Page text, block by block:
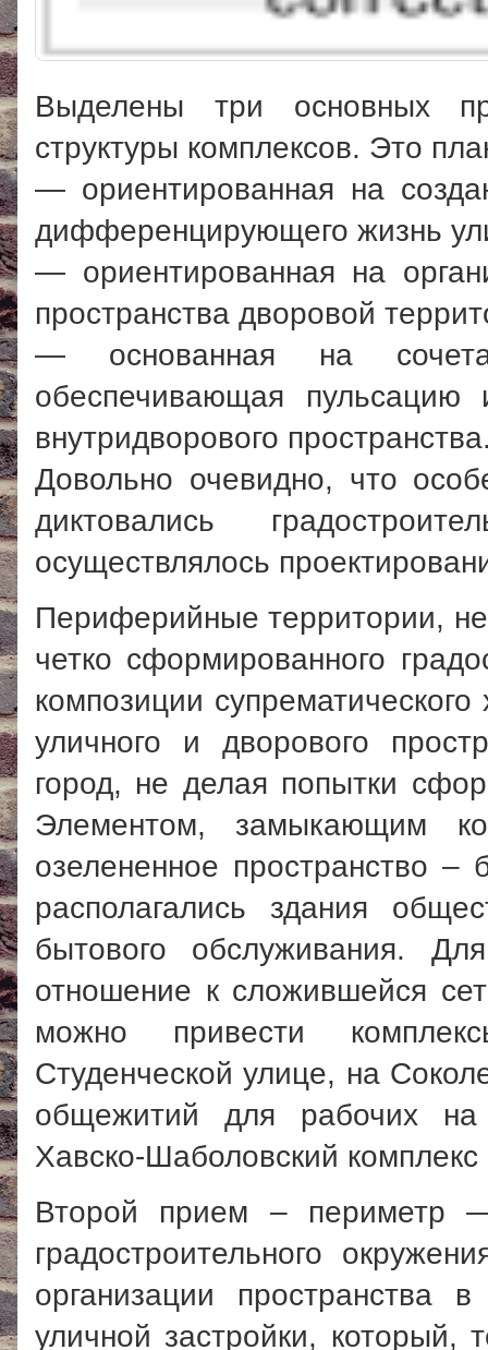
Выделены три основных
структуры комплексов. Это
— ориентированная на
дифференцирующего жизнь
— ориентированная на
пространства дворовой
— основанная на
обеспечивающая пульсацию
внутридворового
Довольно очевидно, что
диктовались
осуществлялось
Периферийные территории,
четко сформированного
композиции
уличного и дворового
город, не делая попытки
Элементом, замыкающим
озелененное пространство –
располагались здания
бытового обслуживания.
отношение к сложившейся
можно привести
Студенческой улице, на
общежитий для рабочих на
Хавско-Шаболовский
Второй прием – периметр
градостроительного
организации пространства
уличной застройки,